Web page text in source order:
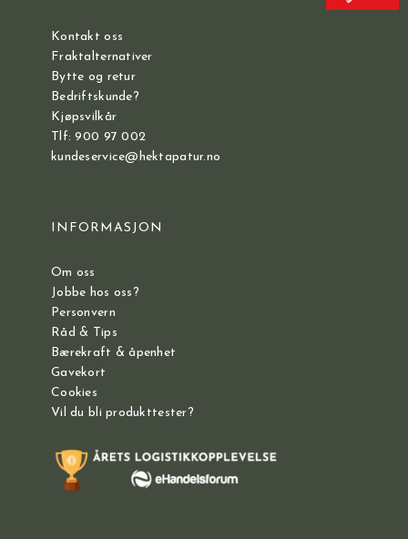
Kontakt oss
Fraktalternativer
Bytte og retur
Bedriftskunde?
Kjøpsvilkår
Tlf: 900 97 002
kundeservice@hektapatur.no
INFORMASJON
Om oss
Jobbe hos oss?
Personvern
Råd & Tips
Bærekraft & åpenhet
Gavekort
Cookies
Vil du bli produkttester?